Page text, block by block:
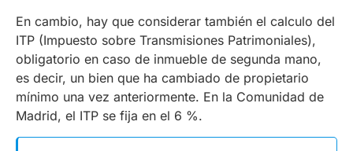
En cambio, hay que considerar también el calculo del
ITP (Impuesto sobre Transmisiones Patrimoniales),
obligatorio en caso de inmueble de segunda mano,
es decir, un bien que ha cambiado de propietario
mínimo una vez anteriormente. En la Comunidad de
Madrid, el ITP se fija en el 6 %.